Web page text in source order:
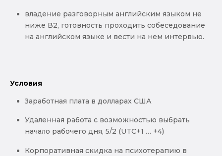
владение разговорным английским языком не
ниже В2, готовность проходить собеседование
на английском языке и вести на нем интервью.
Условия
Заработная плата в долларах США
Удаленная работа с возможностью выбрать
начало рабочего дня, 5/2 (UTC+1 … +4)
Корпоративная скидка на психотерапию в